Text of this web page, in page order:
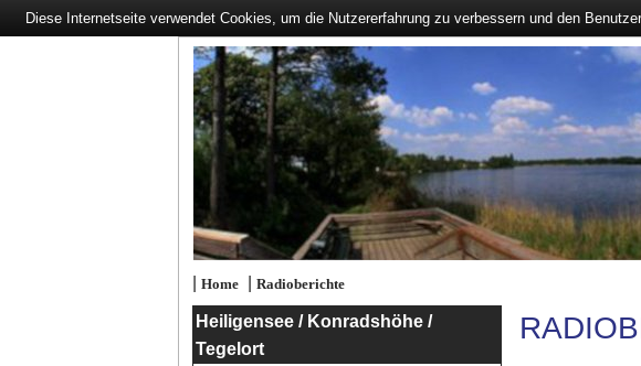
| Home| Radioberichte
Heiligensee / Konradshöhe /
Tegelort
Diese Internetseite verwendet Cookies, um die Nutzererfahrung zu verbessern und den